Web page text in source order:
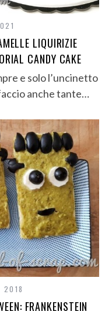
LIQUIRIZIE
CANDY CAKE
e solo l’uncinetto
anche tante…
2018
FRANKENSTEIN